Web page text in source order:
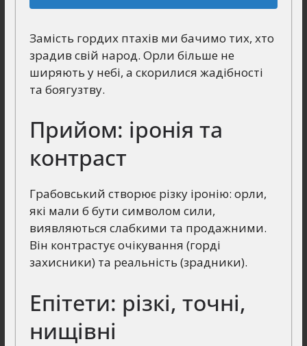
Замість гордих птахів ми бачимо тих, хто
зрадив свій народ. Орли більше не
ширяють у небі, а скорилися жадібності
та боягузтву.
Прийом: іронія та
контраст
Грабовський створює різку іронію: орли,
які мали б бути символом сили,
виявляються слабкими та продажними.
Він контрастує очікування (горді
захисники) та реальність (зрадники).
Епітети: різкі, точні,
нищівні